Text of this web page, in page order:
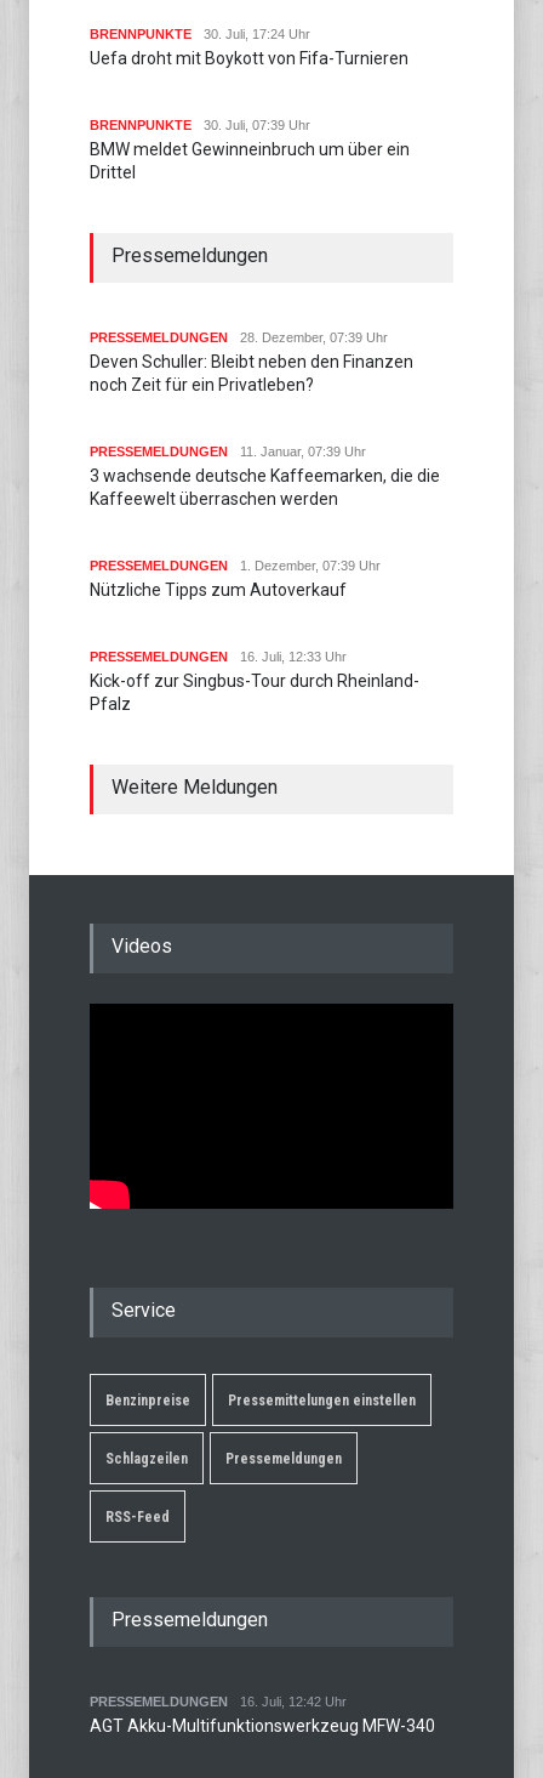
BRENNPUNKTE 30. Juli, 17:24 Uhr
Uefa droht mit Boykott von Fifa-Turnieren
BRENNPUNKTE 30. Juli, 07:39 Uhr
BMW meldet Gewinneinbruch um über ein
Drittel
Pressemeldungen
PRESSEMELDUNGEN 28. Dezember, 07:39 Uhr
Deven Schuller: Bleibt neben den Finanzen
noch Zeit für ein Privatleben?
PRESSEMELDUNGEN 11. Januar, 07:39 Uhr
3 wachsende deutsche Kaffeemarken, die die
Kaffeewelt überraschen werden
PRESSEMELDUNGEN 1. Dezember, 07:39 Uhr
Nützliche Tipps zum Autoverkauf
PRESSEMELDUNGEN 16. Juli, 12:33 Uhr
Kick-off zur Singbus-Tour durch Rheinland-
Pfalz
Weitere Meldungen
Videos
Service
Benzinpreise Pressemittelungen einstellen
Schlagzeilen Pressemeldungen
RSS-Feed
Pressemeldungen
PRESSEMELDUNGEN 16. Juli, 12:42 Uhr
AGT Akku-Multifunktionswerkzeug MFW-340